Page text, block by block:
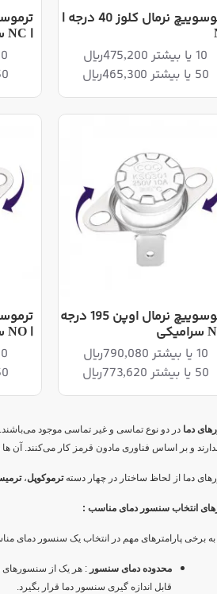
دما در دو نوع تماسی و غیر تماسی موجود می‌باشند.
و بر اساس فناوری مادون قرمز کار می‌کنند. آن
دما از لحاظ ساختار در چهار دستهترموکوپل،
انتخاب سنسور دمای مناسب :
به برخی پارامترهای مهم در انتخاب یک سنسور دمای
محدوده دمای سنسور : هر یک از سنسورهای
قابل اندازه گیری سنسور دما قرار بگیرد.
ترموسوییچ نرمال کلوز 40 درجه |
10 یا بیشتر 475,200ریال
50 یا بیشتر 465,300ریال
| NC سرامیکی
10 یا
50 یا
ترموسوییچ نرمال اوپن 195 درجه
10 یا بیشتر 790,080ریال
50 یا بیشتر 773,620ریال
| NO سرامیکی
10 یا
50 یا